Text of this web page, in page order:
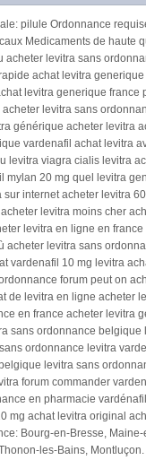
pilule Ordonnance
Medicaments de haute
acheter levitra sans
achat levitra
levitra generique france
levitra sans
générique acheter levitra
vardenafil achat levitra
levitra viagra cialis levitra
mylan 20 mg quel levitra
internet acheter levitra
levitra moins cher
levitra en ligne en
acheter levitra sans
vardenafil 10 mg levitra
forum peut on
de levitra en ligne acheter
en france acheter levitra
sans ordonnance belgique
ordonnance levitra
levitra sans
forum commander
en pharmacie
mg achat levitra original
Bourg-en-Bresse, Maine-
les-Bains,